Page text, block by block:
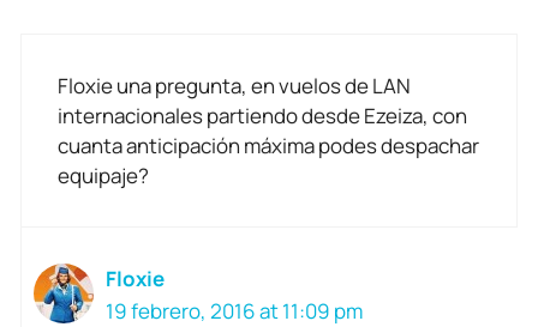
Floxie una pregunta, en vuelos de LAN
internacionales partiendo desde Ezeiza, con
cuanta anticipación máxima podes despachar
equipaje?
Floxie
19 febrero, 2016 at 11:09 pm